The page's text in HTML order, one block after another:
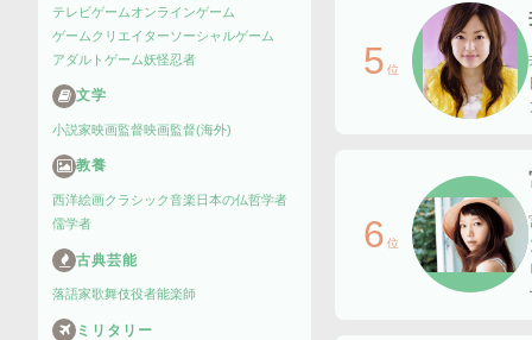
テレビゲームオンラインゲーム
ゲームクリエイターソーシャルゲーム
アダルトゲーム妖怪忍者
文学
小説家映画監督映画監督(海外)
教養
西洋絵画クラシック音楽 日本の仏哲学者
儒学者
古典芸能
落語家歌舞伎役者能楽師
ミリタリー
5 位
6 位